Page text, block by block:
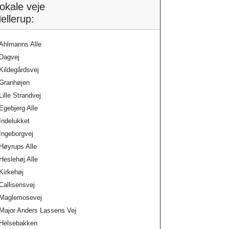
veje
Alle
Strandvej
Alle
Alle
Alle
Anders Lassens Vej